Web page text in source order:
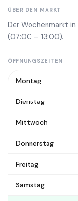
ÜBER DEN MARKT
Der Wochenmarkt
(07:00 – 13:00).
ÖFFNUNGSZEITEN
Montag
Dienstag
Mittwoch
Donnerstag
Freitag
Samstag